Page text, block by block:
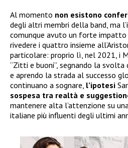
Al momento non esistono
degli altri membri della band, ma
comunque avuto un forte impatto
rivedere i quattro insieme
particolare: proprio lì, nel 2021, i
“Zitti e buoni”, segnando la
e aprendo la strada al successo
continuano a sognare, l’ipotesi
sospesa tra realtà e
mantenere alta l’attenzione su
italiane più influenti degli ultimi